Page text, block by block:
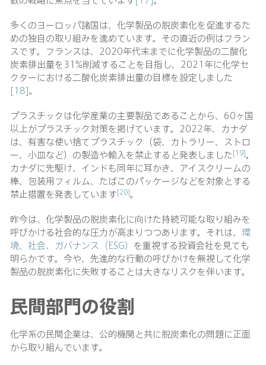
多くのヨーロッパ諸国は、化学製品の脱炭素化を促進するた
めの独自の取り組みを進めています。その直近の例はフラン
スです。フランスは、2020年代末までに化学製品の二酸化
炭素排出量を31%削減することを目指し、2021年に化学セ
クターにおける二酸化炭素排出量の目標を設定しました
[18]。
プラスチックは化学産業の主要製品であることから、60ヶ国
以上がプラスチック対策を掲げています。2022年、カナダ
は、有害な使い捨てプラスチック（袋、カトラリー、ストロ
ー、小皿など）の製造や輸入を禁止すると発表しました[19]。
カナダに先駆け、インドも同年に耳かき、アイスクリームの
棒、包装用フィルム、たばこのパッケージなどを対象とする
禁止措置を発表しています[20]。
昨今は、化学製品の脱炭素化に向けた持続可能な取り組みを
呼びかける社会的な圧力が高まりつつあります。それは、 環
境、社会、ガバナンス（ESG） を重視する投資会社を見ても
明らかです。今や、先進的な行動の呼びかけを無視して化学
製品の脱炭素化に失敗することは大きなリスクを伴います。
民間部門の役割
化学系の民間企業は、公的機関と共に脱炭素化の問題に正面
から取り組んでいます。